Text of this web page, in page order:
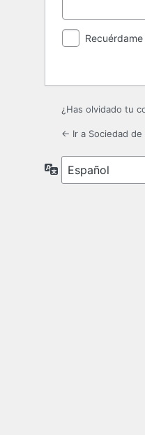
Recuérdame
¿Has olvidado tu
← Ir a Sociedad de
Idioma